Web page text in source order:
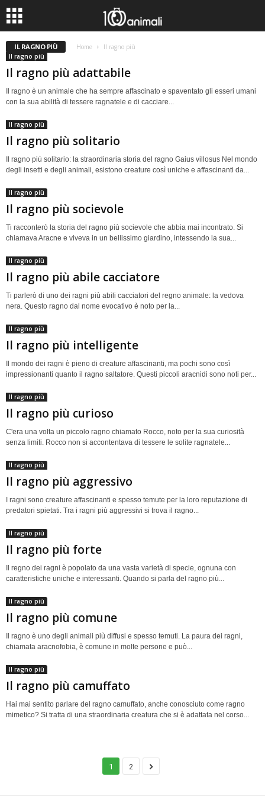
IL RAGNO PIÙ Home
Il ragno più
Il ragno più
Il ragno più adattabile
Il ragno è un animale che ha sempre affascinato e spaventato gli esseri umani
con la sua abilità di tessere ragnatele e di cacciare...
Il ragno più
Il ragno più solitario
Il ragno più solitario: la straordinaria storia del ragno Gaius villosus Nel mondo
degli insetti e degli animali, esistono creature così uniche e affascinanti da...
Il ragno più
Il ragno più socievole
Ti racconterò la storia del ragno più socievole che abbia mai incontrato. Si
chiamava Aracne e viveva in un bellissimo giardino, intessendo la sua...
Il ragno più
Il ragno più abile cacciatore
Ti parlerò di uno dei ragni più abili cacciatori del regno animale: la vedova
nera. Questo ragno dal nome evocativo è noto per la...
Il ragno più
Il ragno più intelligente
Il mondo dei ragni è pieno di creature affascinanti, ma pochi sono così
impressionanti quanto il ragno saltatore. Questi piccoli aracnidi sono noti per...
Il ragno più
Il ragno più curioso
C'era una volta un piccolo ragno chiamato Rocco, noto per la sua curiosità
senza limiti. Rocco non si accontentava di tessere le solite ragnatele...
Il ragno più
Il ragno più aggressivo
I ragni sono creature affascinanti e spesso temute per la loro reputazione di
predatori spietati. Tra i ragni più aggressivi si trova il ragno...
Il ragno più
Il ragno più forte
Il regno dei ragni è popolato da una vasta varietà di specie, ognuna con
caratteristiche uniche e interessanti. Quando si parla del ragno più...
Il ragno più
Il ragno più comune
Il ragno è uno degli animali più diffusi e spesso temuti. La paura dei ragni,
chiamata aracnofobia, è comune in molte persone e può...
Il ragno più
Il ragno più camuffato
Hai mai sentito parlare del ragno camuffato, anche conosciuto come ragno
mimetico? Si tratta di una straordinaria creatura che si è adattata nel corso...
1 2